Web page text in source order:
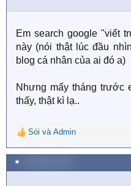
n
:Em search google "viết
này (nói thật lúc đầu
blog cá nhân của ai đó a)
Nhưng mấy tháng trước
thấy, thật kì lạ..
R
e
a
c
Sói và Admin
★